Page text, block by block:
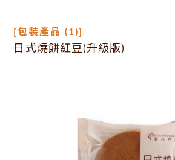
[包裝產品 (1)]
日式燒餅紅豆(升級版)